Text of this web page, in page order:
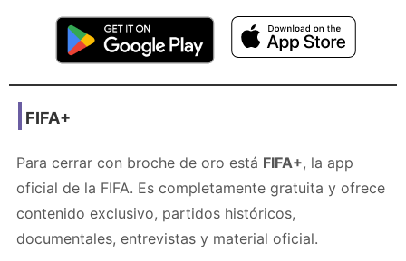
FIFA+
Para cerrar con broche de oro está FIFA+, la app
oficial de la FIFA. Es completamente gratuita y ofrece
contenido exclusivo, partidos históricos,
documentales, entrevistas y material oficial.